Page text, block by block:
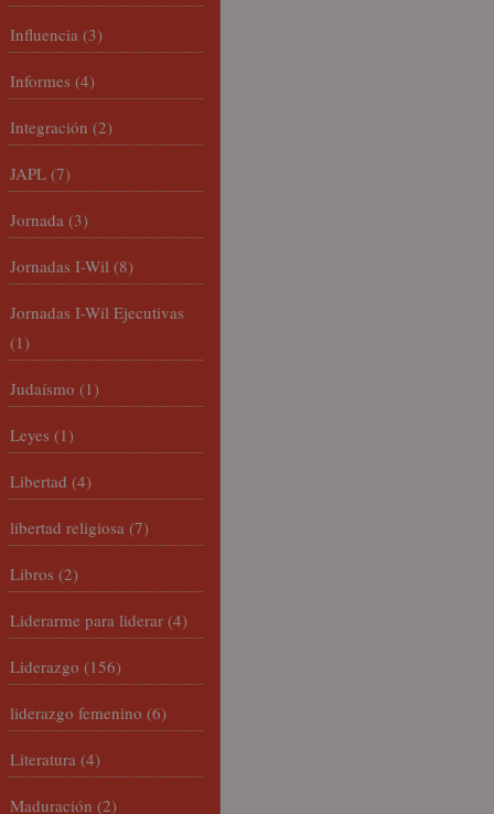
Influencia (3)
Informes (4)
Integración (2)
JAPL (7)
Jornada (3)
Jornadas I-Wil (8)
Jornadas I-Wil Ejecutivas
(1)
Judaísmo (1)
Leyes (1)
Libertad (4)
libertad religiosa (7)
Libros (2)
Liderarme para liderar (4)
Liderazgo (156)
liderazgo femenino (6)
Literatura (4)
Maduración (2)